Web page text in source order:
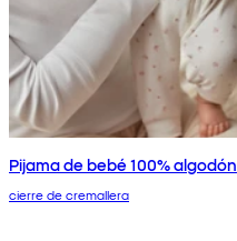
Pijama de bebé 100% algodón
cierre de cremallera